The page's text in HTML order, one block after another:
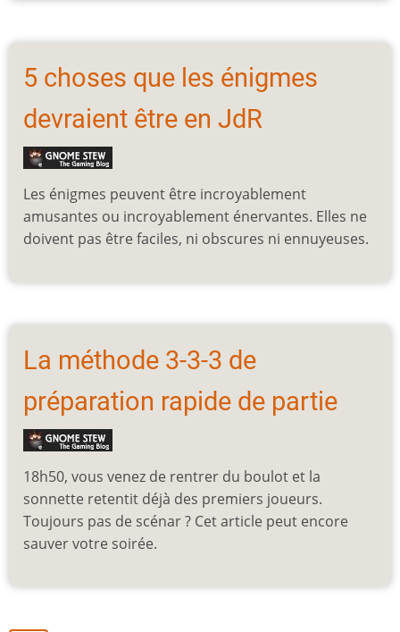
5 choses que les énigmes
devraient être en JdR
Les énigmes peuvent être incroyablement
amusantes ou incroyablement énervantes. Elles ne
doivent pas être faciles, ni obscures ni ennuyeuses.
La méthode 3-3-3 de
préparation rapide de partie
18h50, vous venez de rentrer du boulot et la
sonnette retentit déjà des premiers joueurs.
Toujours pas de scénar ? Cet article peut encore
sauver votre soirée.